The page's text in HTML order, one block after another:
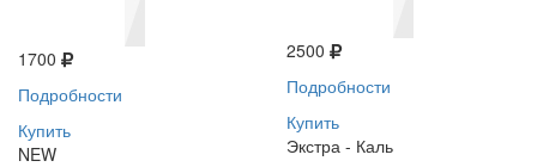
1700
Подробности
Купить
NEW
2500
Подробности
Купить
Экстра - Каль